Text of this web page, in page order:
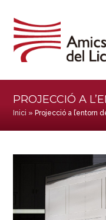
PROJECCIÓ A
Inici » Projecció a l’entorn